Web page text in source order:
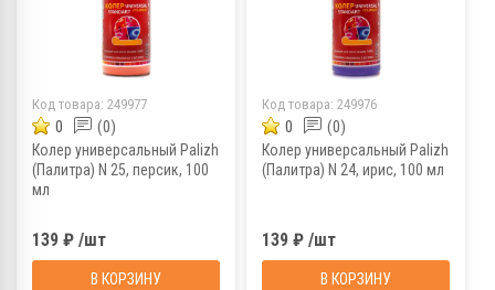
Код товара: 249977
0 (0)
Колер универсальный Palizh
(Палитра) N 25, персик, 100
мл
139 ₽ /шт
В КОРЗИНУ
Код товара: 249976
0 (0)
Колер универсальный Palizh
(Палитра) N 24, ирис, 100 мл
139 ₽ /шт
В КОРЗИНУ